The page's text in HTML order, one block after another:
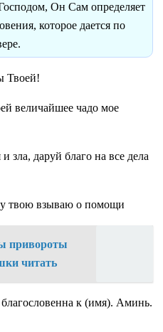
Он Сам определяет
которое дается по
Твоей!
величайшее чадо мое
зла, даруй благо на все дела
твою взываю о помощи
привороты
читать
к (имя). Аминь.